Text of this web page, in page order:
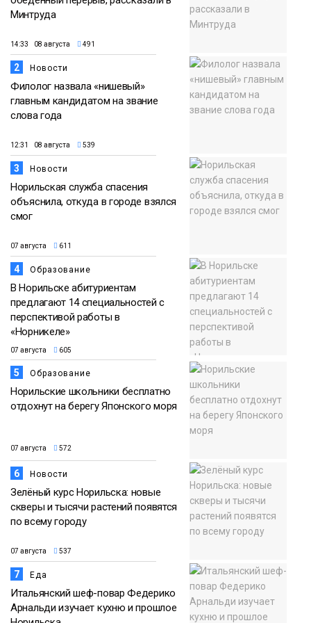
Минтруда
14:33 08 августа 491
2 Новости
Филолог назвала «нишевый»
главным кандидатом на звание
слова года
12:31 08 августа 539
3 Новости
Норильская служба спасения
объяснила, откуда в городе взялся
смог
07 августа 611
4 Образование
В Норильске абитуриентам
предлагают 14 специальностей с
перспективой работы в
«Норникеле»
07 августа 605
5 Образование
Норильские школьники бесплатно
отдохнут на берегу Японского моря
07 августа 572
6 Новости
Зелёный курс Норильска: новые
скверы и тысячи растений появятся
по всему городу
07 августа 537
7 Еда
Итальянский шеф-повар Федерико
Арнальди изучает кухню и прошлое